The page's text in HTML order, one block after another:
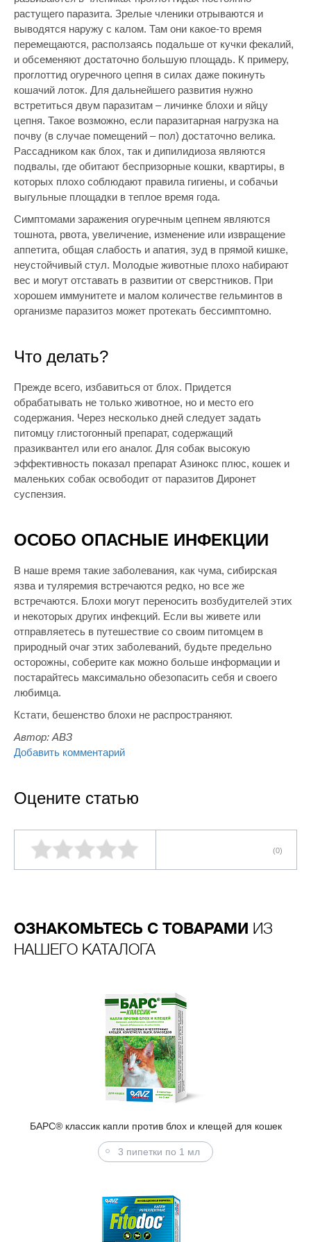
растущего паразита. Зрелые членики отрываются и
выводятся наружу с калом. Там они какое-то время
перемещаются, расползаясь подальше от кучки фекалий,
и обсеменяют достаточно большую площадь. К примеру,
проглоттид огуречного цепня в силах даже покинуть
кошачий лоток. Для дальнейшего развития нужно
встретиться двум паразитам – личинке блохи и яйцу
цепня. Такое возможно, если паразитарная нагрузка на
почву (в случае помещений – пол) достаточно велика.
Рассадником как блох, так и дипилидиоза являются
подвалы, где обитают беспризорные кошки, квартиры, в
которых плохо соблюдают правила гигиены, и собачьи
выгульные площадки в теплое время года.
Симптомами заражения огуречным цепнем являются
тошнота, рвота, увеличение, изменение или извращение
аппетита, общая слабость и апатия, зуд в прямой кишке,
неустойчивый стул. Молодые животные плохо набирают
вес и могут отставать в развитии от сверстников. При
хорошем иммунитете и малом количестве гельминтов в
организме паразитоз может протекать бессимптомно.
Что делать?
Прежде всего, избавиться от блох. Придется
обрабатывать не только животное, но и место его
содержания. Через несколько дней следует задать
питомцу глистогонный препарат, содержащий
празиквантел или его аналог. Для собак высокую
эффективность показал препарат Азинокс плюс, кошек и
маленьких собак освободит от паразитов Диронет
суспензия.
ОСОБО ОПАСНЫЕ ИНФЕКЦИИ
В наше время такие заболевания, как чума, сибирская
язва и туляремия встречаются редко, но все же
встречаются. Блохи могут переносить возбудителей этих
и некоторых других инфекций. Если вы живете или
отправляетесь в путешествие со своим питомцем в
природный очаг этих заболеваний, будьте предельно
осторожны, соберите как можно больше информации и
постарайтесь максимально обезопасить себя и своего
любимца.
Кстати, бешенство блохи не распространяют.
Автор: АВЗ
Добавить комментарий
Оцените статью
(0)
ОЗНАКОМЬТЕСЬ С ТОВАРАМИ ИЗ
НАШЕГО КАТАЛОГА
БАРС® классик капли против блох и клещей для кошек
3 пипетки по 1 мл